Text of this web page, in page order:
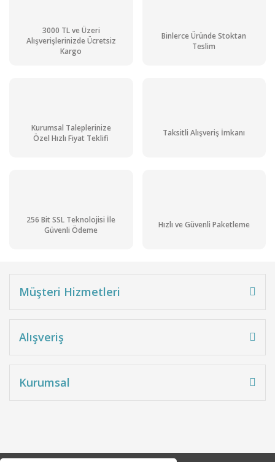
3000 TL ve Üzeri
Alışverişlerinizde Ücretsiz
Kargo
Binlerce Üründe Stoktan
Teslim
Kurumsal Taleplerinize
Özel Hızlı Fiyat Teklifi
Taksitli Alışveriş İmkanı
256 Bit SSL Teknolojisi İle
Güvenli Ödeme
Hızlı ve Güvenli Paketleme
Müşteri Hizmetleri
Alışveriş
Kurumsal